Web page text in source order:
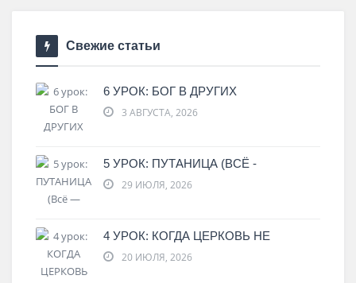
Свежие статьи
6 УРОК: БОГ В ДРУГИХ
3 АВГУСТА, 2026
5 УРОК: ПУТАНИЦА (ВСЁ -
29 ИЮЛЯ, 2026
4 УРОК: КОГДА ЦЕРКОВЬ НЕ
20 ИЮЛЯ, 2026